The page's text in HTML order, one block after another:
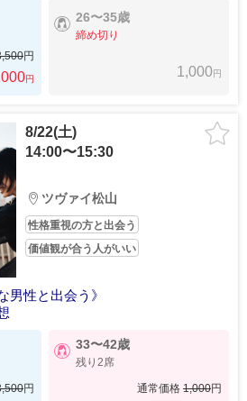
円
円
26〜35歳
締め切り
1,000円
8/22(土)
14:00〜15:30
ツヴァイ松山
性格重視の方と出会う
価値観が合う人がいい
男性と出会う》
円
33〜42歳
残り2席
通常価格 1,000円